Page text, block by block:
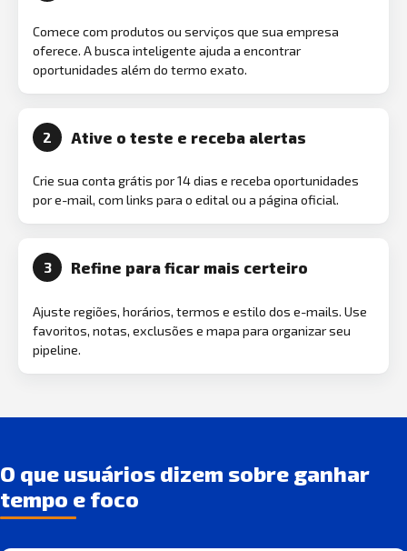
Comece com produtos ou serviços que sua empresa
oferece. A busca inteligente ajuda a encontrar
oportunidades além do termo exato.
2 Ative o teste e receba alertas
Crie sua conta grátis por 14 dias e receba oportunidades
por e-mail, com links para o edital ou a página oficial.
3 Refine para ficar mais certeiro
Ajuste regiões, horários, termos e estilo dos e-mails. Use
favoritos, notas, exclusões e mapa para organizar seu
pipeline.
O que usuários dizem sobre ganhar
tempo e foco